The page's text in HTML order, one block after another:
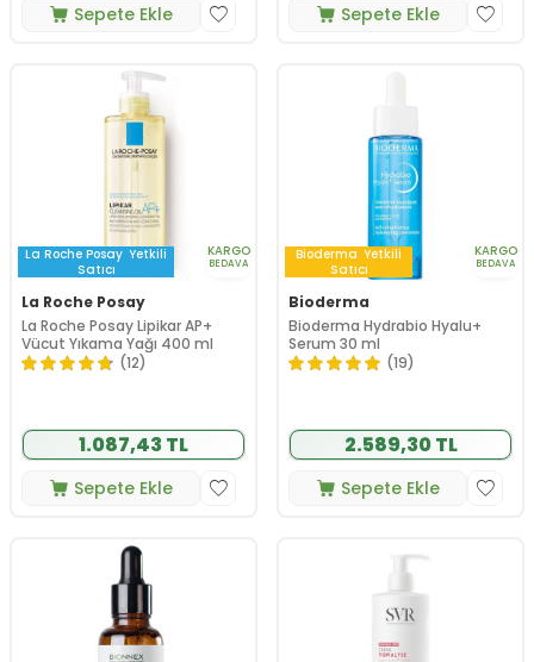
Sepete Ekle Sepete Ekle
La Roche Posay Yetkili
Satıcı
KARGO
BEDAVA
La Roche Posay
La Roche Posay Lipikar AP+
Vücut Yıkama Yağı 400 ml
(12)
1.087,43 TL
Sepete Ekle
Bioderma Yetkili
Satıcı
KARGO
BEDAVA
Bioderma
Bioderma Hydrabio Hyalu+
Serum 30 ml
(19)
2.589,30 TL
Sepete Ekle